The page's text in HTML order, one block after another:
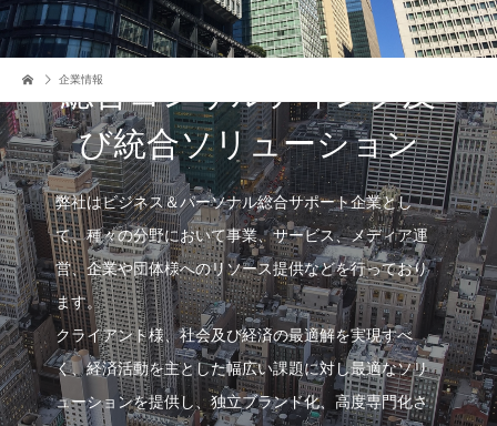
企業情報
総合コンサルティング及
び統合ソリューション
弊社はビジネス＆パーソナル総合サポート企業とし
て、種々の分野において事業、サービス、メディア運
営、企業や団体様へのリソース提供などを行っており
ます。
クライアント様、社会及び経済の最適解を実現すべ
く、経済活動を主とした幅広い課題に対し最適なソリ
ューションを提供し、独立ブランド化、高度専門化さ